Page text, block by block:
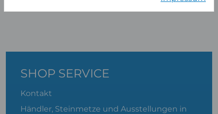
ABTEILUNGSLEITER VERKAUF
SHOP SERVICE
Kontakt
Händler, Steinmetze und Ausstellungen in